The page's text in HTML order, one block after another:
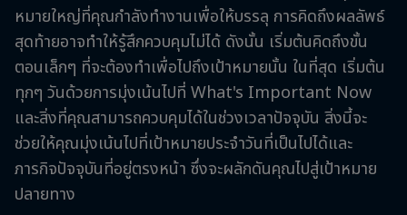
หมายใหญ่ที่คุณกำลังทำงานเพื่อให้บรรลุ การคิดถึงผลลัพธ์
สุดท้ายอาจทำให้รู้สึกควบคุมไม่ได้ ดังนั้น เริ่มต้นคิดถึงขั้น
ตอนเล็กๆ ที่จะต้องทำเพื่อไปถึงเป้าหมายนั้น ในที่สุด เริ่มต้น
ทุกๆ วันด้วยการมุ่งเน้นไปที่ What's Important Now
และสิ่งที่คุณสามารถควบคุมได้ในช่วงเวลาปัจจุบัน สิ่งนี้จะ
ช่วยให้คุณมุ่งเน้นไปที่เป้าหมายประจำวันที่เป็นไปได้และ
ภารกิจปัจจุบันที่อยู่ตรงหน้า ซึ่งจะผลักดันคุณไปสู่เป้าหมาย
ปลายทาง